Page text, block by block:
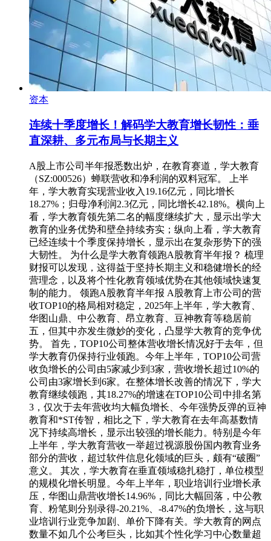
资本
连续十季度增长！解码学大教育增长韧性：垂
直深耕、多元布局与长期主义
A股上市公司半年报悉数出炉，在教育赛道，学大教育
（SZ:000526）蝉联营收和净利润的双料冠军。 上半
年，学大教育实现营业收入19.16亿元，同比增长
18.27%；归母净利润2.3亿元，同比增长42.18%。横向上
看，学大教育领先第二名的幅度继续扩大，显示出学大
教育的业务优势和壁垒持续夯实；纵向上看，学大教育
已经连续十个季度保持增长，显示出在复杂形势下的强
大韧性。 为什么是学大教育领跑A股教育半年报？ 梳理
财报可以发现，这得益于坚持长期主义和稳健增长的经
营理念，以及将个性化教育领域优势在其他领域快速复
制的能力。 领跑A股教育半年报 A股教育上市公司的营
收TOP10的格局相对稳定，2025年上半年，学大教育、
华图山鼎、中公教育、昂立教育、豆神教育等稳居前
五，但其中亦发生微妙的变化，凸显学大教育的竞争优
势。 首先，TOP10公司整体营收增长情况好于去年，但
学大教育仍保持行业领跑。今年上半年，TOP10公司营
收负增长的公司由5家减少到3家，营收增长超过10%的
公司由3家增长到6家。在整体增长改善的情况下，学大
教育继续领跑，其18.27%的增速在TOP10公司中排名第
3，仅次于去年营收均大幅负增长、今年强势反弹的豆神
教育和*ST传智，相比之下，学大教育在去年高基数情
况下持续高增长，显示出较强的增长能力。特别是今年
上半年，学大教育营收一举超过视源股份国内教育业务
部分的营收，超过软件信息化领域的巨头，颇有“破圈”
意义。 其次，学大教育在垂直领域稳扎稳打，单位模型
的规模化增长明显。今年上半年，职业培训行业增长承
压，华图山鼎营收增长14.96%，同比大幅回落，中公教
育、粉笔则分别录得-20.21%、-8.47%的负增长，这与职
业培训行业竞争加剧、单价下降有关。学大教育的网点
数量不如几个公考巨头，比如其个性化学习中心数量超